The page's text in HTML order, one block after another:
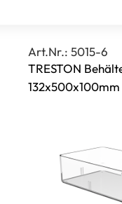
Art.Nr.: 5015-6
TRESTON
132x500x100mm